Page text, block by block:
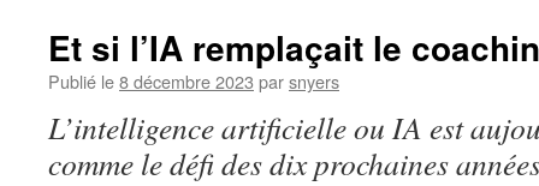
Et si l’IA remplaçait le
Publié le8 décembre 2023 parsnyers
L’intelligence artificielle ou IA est
comme le défi des dix prochaines